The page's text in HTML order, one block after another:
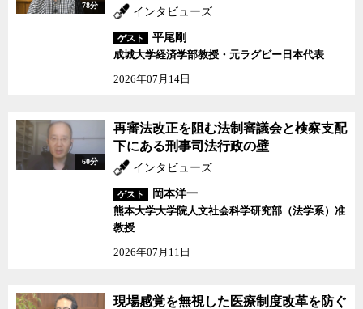
二度にわたり裁判で電通と戦ってきた川人弁護士に、電通とはど
んな会社で電通が抱えている問題は何なのかなどを、ジャーナリス
トの神保哲生が聞いた。
78分
インタビューズ
ゲスト
平尾剛
成城大学経済学部教授・元ラグビー日本代表
2026年07月14日
60分
再審法改正を阻む法制審議会と検察支配
下にある刑事司法行政の壁
インタビューズ
ゲスト
岡本洋一
熊本大学大学院人文社会科学研究部（法学系）准
教授
2026年07月11日
現場感覚を無視した医療制度改革を防ぐ